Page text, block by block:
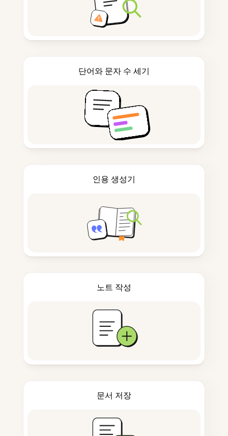
단어와 문자 수 세기
인용 생성기
노트 작성
문서 저장